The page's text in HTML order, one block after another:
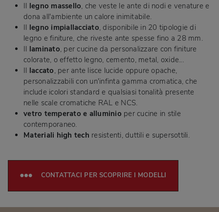
Il legno massello, che veste le ante di nodi e venature e
dona all'ambiente un calore inimitabile.
Il legno impiallacciato, disponibile in 20 tipologie di
legno e finiture, che riveste ante spesse fino a 28 mm.
Il laminato, per cucine da personalizzare con finiture
colorate, o effetto legno, cemento, metal, oxide...
Il laccato, per ante lisce lucide oppure opache,
personalizzabili con un'infinta gamma cromatica, che
include icolori standard e qualsiasi tonalità presente
nelle scale cromatiche RAL e NCS.
vetro temperato e alluminio per cucine in stile
contemporaneo.
Materiali high tech resistenti, duttili e supersottili.
CONTATTACI PER SCOPRIRE I MODELLI